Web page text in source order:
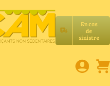
En cas
de
sinistre